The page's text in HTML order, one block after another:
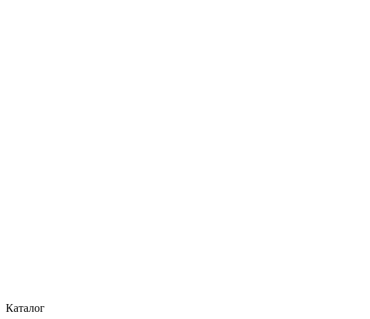
Каталог